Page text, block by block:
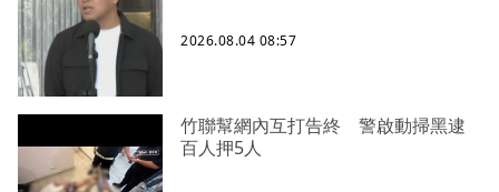
2026.08.04 08:57
竹聯幫網內互打告終 警啟動掃黑逮
百人押5人